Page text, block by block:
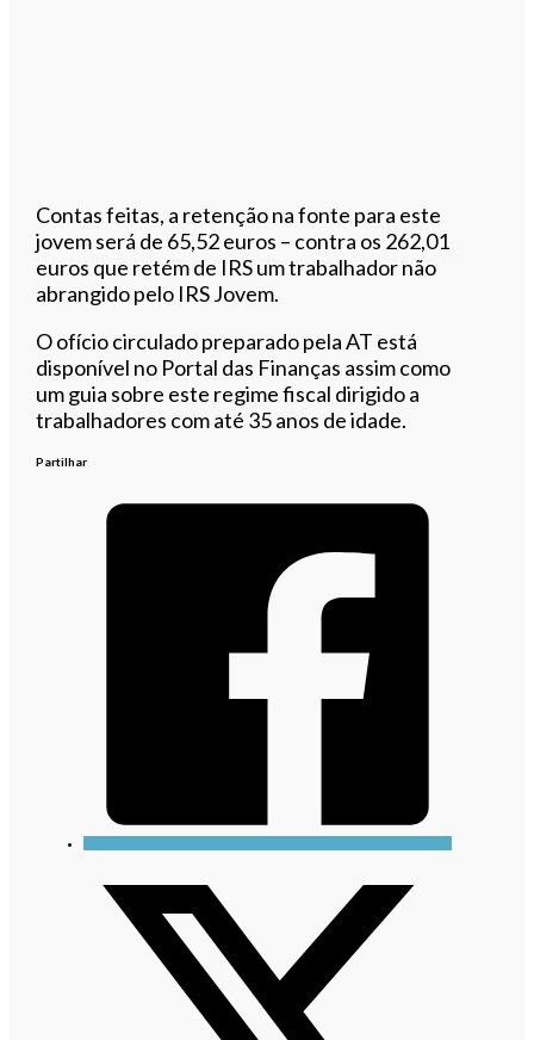
Contas feitas, a retenção na fonte para este
jovem será de 65,52 euros – contra os 262,01
euros que retém de IRS um trabalhador não
abrangido pelo IRS Jovem.
O ofício circulado preparado pela AT está
disponível no Portal das Finanças assim como
um guia sobre este regime fiscal dirigido a
trabalhadores com até 35 anos de idade.
Partilhar